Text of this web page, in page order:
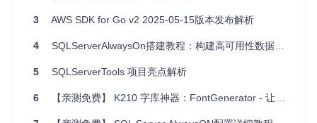
无论是商务人士时刻关注时间日程，还是学生党在图书馆悄无
声息检查通知，甚至夜猫子夜间查看时间而不被强光打扰，
waysOn都能成为日常生活中不可或缺的小助手。对于运动爱
好者来说，在户外活动时，无需频繁操作手机，即可轻松掌握
项目亮点
3 AWS SDK for Go v2 2025-05-15版本发布解析
4 SQLServerAlwaysOn搭建教程：构建高可用性数据库解决方案
5 SQLServerTools 项目亮点解析
6 【亲测免费】 K210 字库神器：FontGenerator - 让嵌入式开发更便捷！